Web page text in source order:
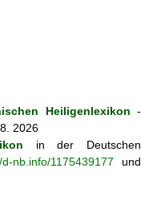
Heiligenlexikon -
2026
in der Deutschen
d-nb.info/1175439177 und